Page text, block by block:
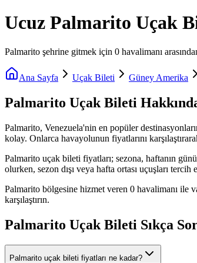
Ucuz Palmarito Uçak
Palmarito şehrine gitmek için 0 havalimanı
Ana Sayfa Uçak Bileti Güney Amerika
Palmarito Uçak Bileti
Palmarito, Venezuela'nin en popüler
kolay. Onlarca havayolunun fiyatlarını
Palmarito uçak bileti fiyatları; sezona, haftanın
olurken, sezon dışı veya hafta ortası uçuşları
Palmarito bölgesine hizmet veren 0 havalimanı ile
karşılaştırın.
Palmarito Uçak Bileti Sıkça
Palmarito uçak bileti fiyatları ne kadar?